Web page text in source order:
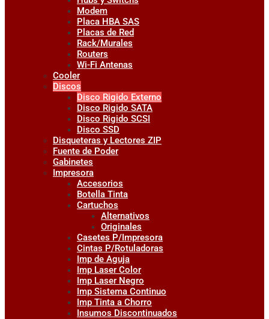
Modem
Placa HBA SAS
Placas de Red
Rack/Murales
Routers
Wi-Fi Antenas
Cooler
Discos
Disco Rigido Externo
Disco Rigido SATA
Disco Rigido SCSI
Disco SSD
Disqueteras y Lectores ZIP
Fuente de Poder
Gabinetes
Impresora
Accesorios
Botella Tinta
Cartuchos
Alternativos
Originales
Casetes P/Impresora
Cintas P/Rotuladoras
Imp de Aguja
Imp Laser Color
Imp Laser Negro
Imp Sistema Continuo
Imp Tinta a Chorro
Insumos Discontinuados